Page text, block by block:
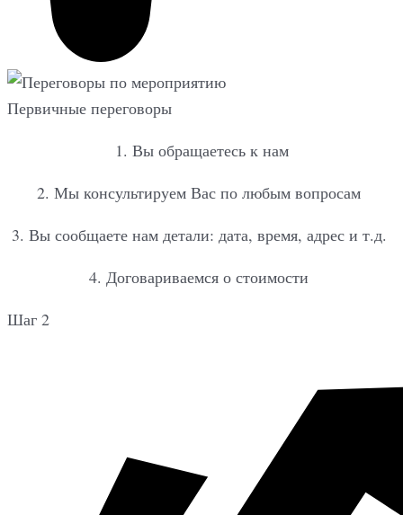
Первичные переговоры
1. Вы обращаетесь к нам
2. Мы консультируем Вас по любым вопросам
3. Вы сообщаете нам детали: дата, время, адрес и т.д.
4. Договариваемся о стоимости
Шаг 2